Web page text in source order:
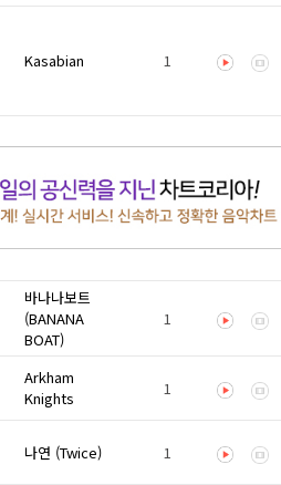
Kasabian 1
바나나보트
(BANANA
BOAT)
1
Arkham
Knights
1
나연 (Twice) 1